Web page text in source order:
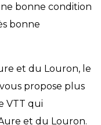
bonne condition
bonne
et du Louron, le
propose plus
VTT qui
et du Louron.